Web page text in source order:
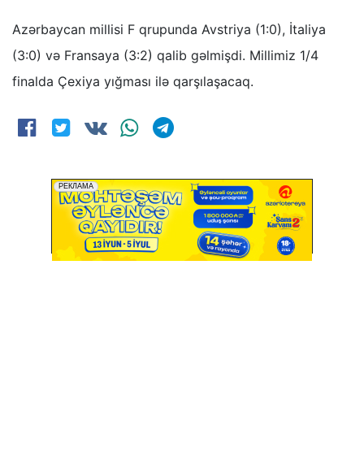
Azərbaycan millisi F qrupunda Avstriya (1:0), İtaliya
(3:0) və Fransaya (3:2) qalib gəlmişdi. Millimiz 1/4
finalda Çexiya yığması ilə qarşılaşacaq.